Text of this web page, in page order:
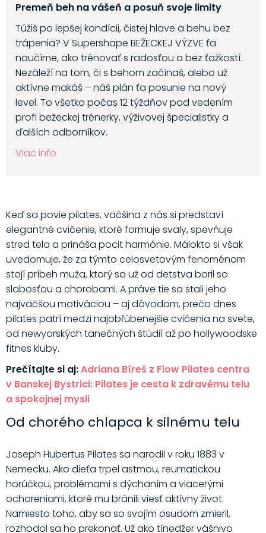
Premeň beh na vášeň a posuň svoje limity
Túžiš po lepšej kondícii, čistej hlave a behu bez
trápenia? V Supershape BEŽECKEJ VÝZVE ťa
naučíme, ako trénovať s radosťou a bez ťažkostí.
Nezáleží na tom, či s behom začínaš, alebo už
aktívne makáš – náš plán ťa posunie na nový
level. To všetko počas 12 týždňov pod vedením
profi bežeckej trénerky, výživovej špecialistky a
ďalších odborníkov.
Viac info
Keď sa povie pilates, väčšina z nás si predstaví
elegantné cvičenie, ktoré formuje svaly, spevňuje
stred tela a prináša pocit harmónie. Málokto si však
uvedomuje, že za týmto celosvetovým fenoménom
stojí príbeh muža, ktorý sa už od detstva boril so
slabosťou a chorobami. A práve tie sa stali jeho
najväčšou motiváciou – aj dôvodom, prečo dnes
pilates patrí medzi najobľúbenejšie cvičenia na svete,
od newyorských tanečných štúdií až po hollywoodske
fitnes kluby.
Prečítajte si aj:Adriana Bíreš z Flow Pilates centra
v Banskej Bystrici: Pilates je cesta k zdravému telu
a spokojnej mysli
Od chorého chlapca k silnému telu
Joseph Hubertus Pilates sa narodil v roku 1883 v
Nemecku. Ako dieťa trpel astmou, reumatickou
horúčkou, problémami s dýchaním a viacerými
ochoreniami, ktoré mu bránili viesť aktívny život.
Namiesto toho, aby sa so svojím osudom zmieril,
rozhodol sa ho prekonať. Už ako tínedžer vášnivo